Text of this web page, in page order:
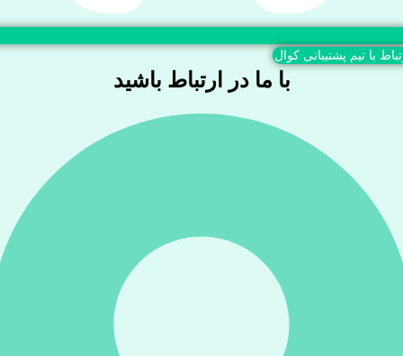
با تیم پشتیبانی کوال
با ما در ارتباط باشید